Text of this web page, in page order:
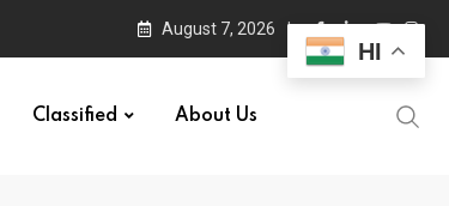
August 7, 2026
Classified About Us
HI